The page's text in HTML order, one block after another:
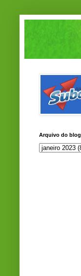
Arquivo do blog